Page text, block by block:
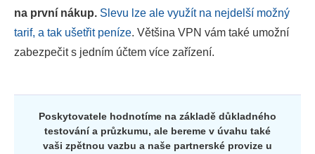
na první nákup. Slevu lze ale využít na nejdelší možný
tarif, a tak ušetřit peníze. Většina VPN vám také umožní
zabezpečit s jedním účtem více zařízení.
Poskytovatele hodnotíme na základě důkladného
testování a průzkumu, ale bereme v úvahu také
vaši zpětnou vazbu a naše partnerské provize u